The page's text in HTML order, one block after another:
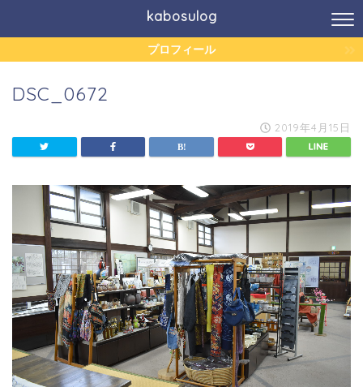
kabosulog
プロフィール
DSC_0672
2019年4月15日